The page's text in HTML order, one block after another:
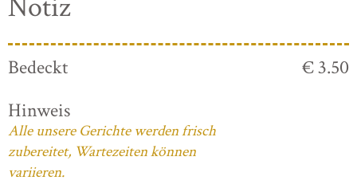
Notiz
Bedeckt
€ 3.50
Hinweis
Alle unsere Gerichte werden frisch
zubereitet, Wartezeiten können
variieren.